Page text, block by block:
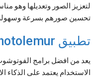
لتعزيز الصور وتعديلها وهو
تحسين صورهم بسرعة
تطبيق Photolemur
يعد من افضل برامج
الاستخدام يعتمد على الذكاء